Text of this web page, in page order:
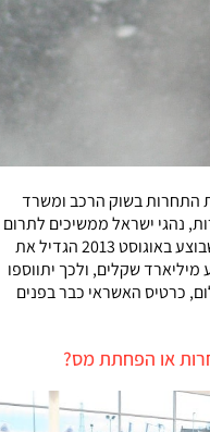
בשוק הרכב ומשרד
נהגי ישראל ממשיכים לתרום
לחוסנה הכלכלי של המדינה: עדכון מס שבוצע באוגוסט 2013 הגדיל את
בקרוב לרבע מיליארד שקלים, ולכך יתווספו
ב-2015. סעו לשלום, כרטיס האשראי כבר בפנים
או הפחתת מס?